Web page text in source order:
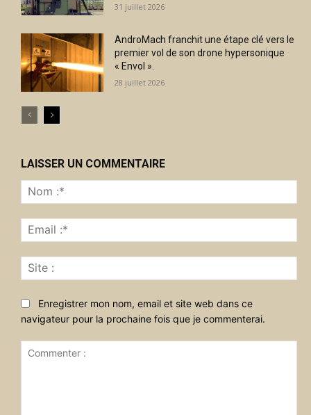
31 juillet 2026
AndroMach franchit une étape clé vers le
premier vol de son drone hypersonique
« Envol ».
28 juillet 2026
LAISSER UN COMMENTAIRE
:*
:*
:
Enregistrer mon nom, email et site web dans ce
navigateur pour la prochaine fois que je commenterai.